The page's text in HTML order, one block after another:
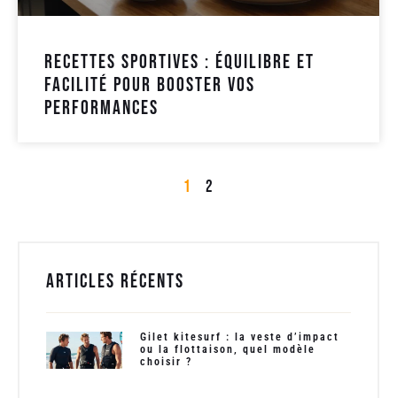
recettes sportives : équilibre et
facilité pour booster vos
performances
1 2
Articles récents
Gilet kitesurf : la veste d’impact
ou la flottaison, quel modèle
choisir ?